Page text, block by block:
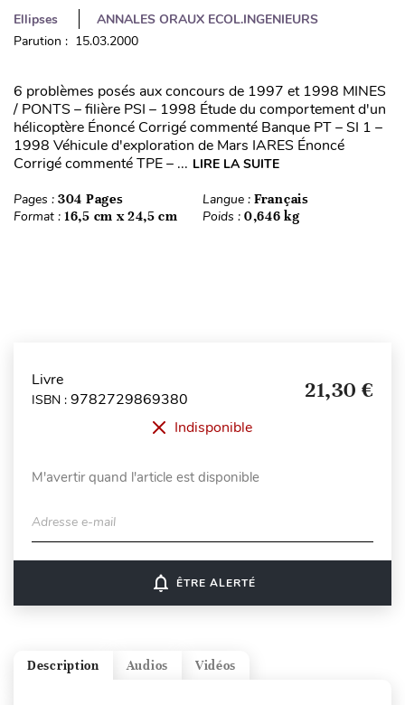
Ellipses
ANNALES ORAUX ECOL.INGENIEURS
Parution : 15.03.2000
6 problèmes posés aux concours de 1997 et 1998 MINES
/ PONTS – filière PSI – 1998 Étude du comportement d'un
hélicoptère Énoncé Corrigé commenté Banque PT – SI 1 –
1998 Véhicule d'exploration de Mars IARES Énoncé
Corrigé commenté TPE – ... LIRE LA SUITE
Pages : 304 Pages Langue : Français
Format : 16,5 cm x 24,5 cm Poids : 0,646 kg
Livre
ISBN : 9782729869380 21,30 €
Indisponible
M'avertir quand l'article est disponible
Adresse e-mail
notifications_none ÊTRE ALERTÉ
Vidéos
Audios
Description